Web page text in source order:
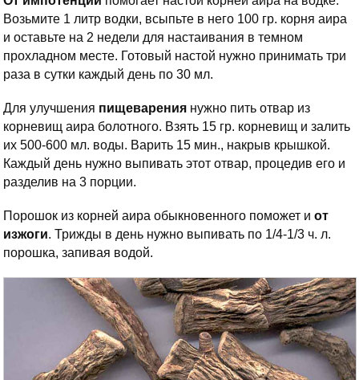
Возьмите 1 литр водки, всыпьте в него 100 гр. корня аира
и оставьте на 2 недели для настаивания в темном
прохладном месте. Готовый настой нужно принимать три
раза в сутки каждый день по 30 мл.
Для улучшения пищеварения нужно пить отвар из
корневищ аира болотного. Взять 15 гр. корневищ и залить
их 500-600 мл. воды. Варить 15 мин., накрыв крышкой.
Каждый день нужно выпивать этот отвар, процедив его и
разделив на 3 порции.
Порошок из корней аира обыкновенного поможет и от
изжоги. Трижды в день нужно выпивать по 1/4-1/3 ч. л.
порошка, запивая водой.